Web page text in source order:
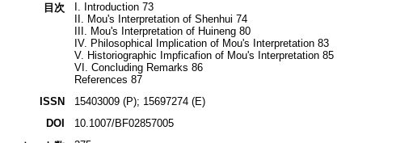
目次
I. Introduction 73
II. Mou's Interpretation of Shenhui 74
III. Mou's Interpretation of Huineng 80
IV. Philosophical Implication of Mou's Interpretation 83
V. Historiographic Impficafion of Mou's Interpretation 85
VI. Concluding Remarks 86
References 87
ISSN
15403009 (P); 15697274 (E)
DOI
10.1007/BF02857005